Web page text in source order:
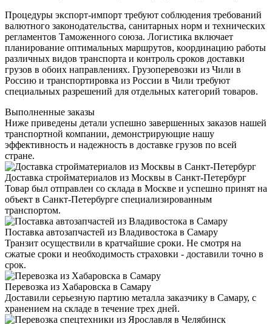
Процедуры экспорт-импорт требуют соблюдения требований
валютного законодательства, санитарных норм и технических
регламентов Таможенного союза. Логистика включает
планирование оптимальных маршрутов, координацию работы
различных видов транспорта и контроль сроков доставки
грузов в обоих направлениях. Грузоперевозки из Чили в
Россию и транспортировка из России в Чили требуют
специальных разрешений для отдельных категорий товаров.
Выполненные заказы
Ниже приведены детали успешно завершенных заказов нашей
транспортной компании, демонстрирующие нашу
эффективность и надежность в доставке грузов по всей
стране.
Доставка стройматериалов из Москвы в Санкт-Петербург
Товар был отправлен со склада в Москве и успешно принят на
объект в Санкт-Петербурге специализированным
транспортом.
Поставка автозапчастей из Владивостока в Самару
Транзит осуществили в кратчайшие сроки. Не смотря на
сжатые сроки и необходимость страховки - доставили точно в
срок.
Перевозка из Хабаровска в Самару
Доставили серьезную партию металла заказчику в Самару, с
хранением на складе в течение трех дней.